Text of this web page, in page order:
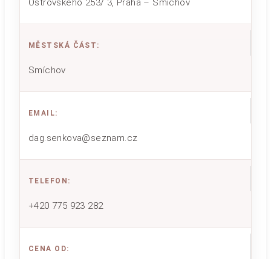
Ostrovského 253/ 3, Praha – Smíchov
MĚSTSKÁ ČÁST :
Smíchov
EMAIL:
dag.senkova@seznam.cz
TELEFON :
+420 775 923 282
CENA OD: